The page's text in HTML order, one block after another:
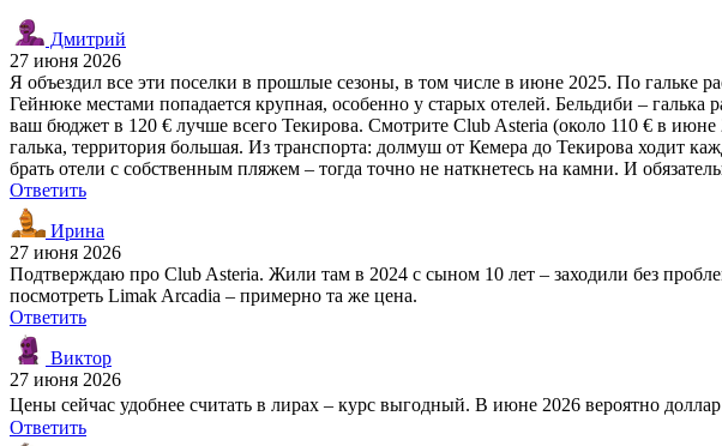
Дмитрий
27 июня 2026
Я объездил все эти поселки в прошлые сезоны, в том числе в июне 2025. По гальке
Гейнюке местами попадается крупная, особенно у старых отелей. Бельдиби –
ваш бюджет в 120 € лучше всего Текирова. Смотрите Club Asteria (около 110 € в
галька, территория большая. Из транспорта: долмуш от Кемера до Текирова ходит
брать отели с собственным пляжем – тогда точно не наткнетесь на камни. И
Ответить
Ирина
27 июня 2026
Подтверждаю про Club Asteria. Жили там в 2024 с сыном 10 лет – заходили без
посмотреть Limak Arcadia – примерно та же цена.
Ответить
Виктор
27 июня 2026
Цены сейчас удобнее считать в лирах – курс выгодный. В июне 2026 вероятно
Ответить